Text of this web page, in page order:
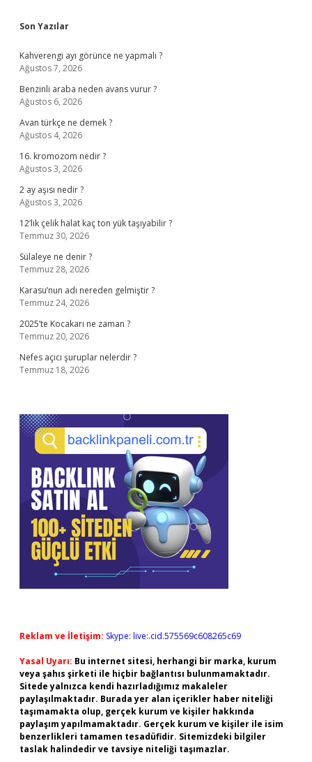
Sidebar
Son Yazılar
Kahverengi ayı görünce ne yapmalı ?
Ağustos 7, 2026
Benzinli araba neden avans vurur ?
Ağustos 6, 2026
Avan türkçe ne demek ?
Ağustos 4, 2026
16. kromozom nedir ?
Ağustos 3, 2026
2 ay aşısı nedir ?
Ağustos 3, 2026
12’lik çelik halat kaç ton yük taşıyabilir ?
Temmuz 30, 2026
Sülaleye ne denir ?
Temmuz 28, 2026
Karasu’nun adı nereden gelmiştir ?
Temmuz 24, 2026
2025’te Kocakarı ne zaman ?
Temmuz 20, 2026
Nefes açıcı şuruplar nelerdir ?
Temmuz 18, 2026
Reklam ve İletişim: Skype: live:.cid.575569c608265c69
Yasal Uyarı: Bu internet sitesi, herhangi bir marka, kurum
veya şahıs şirketi ile hiçbir bağlantısı bulunmamaktadır.
Sitede yalnızca kendi hazırladığımız makaleler
paylaşılmaktadır. Burada yer alan içerikler haber niteliği
taşımamakta olup, gerçek kurum ve kişiler hakkında
paylaşım yapılmamaktadır. Gerçek kurum ve kişiler ile isim
benzerlikleri tamamen tesadüfidir. Sitemizdeki bilgiler
taslak halindedir ve tavsiye niteliği taşımazlar.